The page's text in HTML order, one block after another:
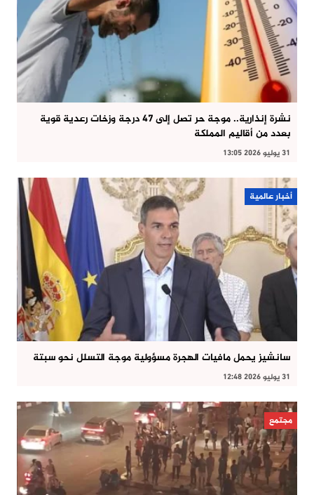
نشرة إنذارية.. موجة حر تصل إلى 47 درجة وزخات رعدية قوية
بعدد من أقاليم المملكة
31 يوليو 2026 13:05
أخبار عالمية
سانشيز يحمل مافيات الهجرة مسؤولية موجة التسلل نحو سبتة
31 يوليو 2026 12:48
مجتمع